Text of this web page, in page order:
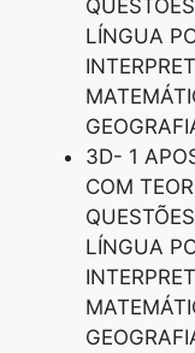
LÍNGUA
3D- 1
COM
LÍNGUA